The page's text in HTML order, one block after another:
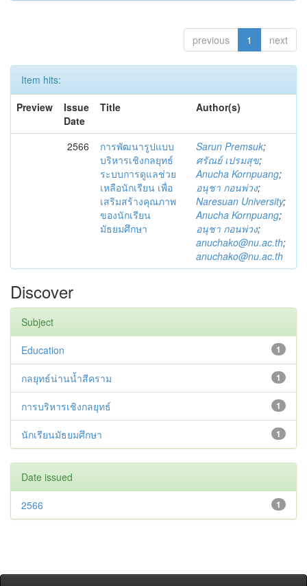
previous 1 next
Item hits:
Preview
Issue
Date
Title Author(s)
2566
การพัฒนารูปแบบ
บริหารเชิงกลยุทธ์
ระบบการดูแลช่วย
เหลือนักเรียน เพื่อ
เสริมสร้างคุณภาพ
ของนักเรียน
มัธยมศึกษา
Sarun Premsuk;
ศรัณย์ เปรมสุข;
Anucha Kornpuang;
อนุชา กอนพ่วง;
Naresuan University;
Anucha Kornpuang;
อนุชา กอนพ่วง;
anuchako@nu.ac.th;
anuchako@nu.ac.th
Discover
Subject
1
Education
1
กลยุทธ์น่านน้ำสีคราม
1
การบริหารเชิงกลยุทธ์
1
นักเรียนมัธยมศึกษา
Date issued
1
2566